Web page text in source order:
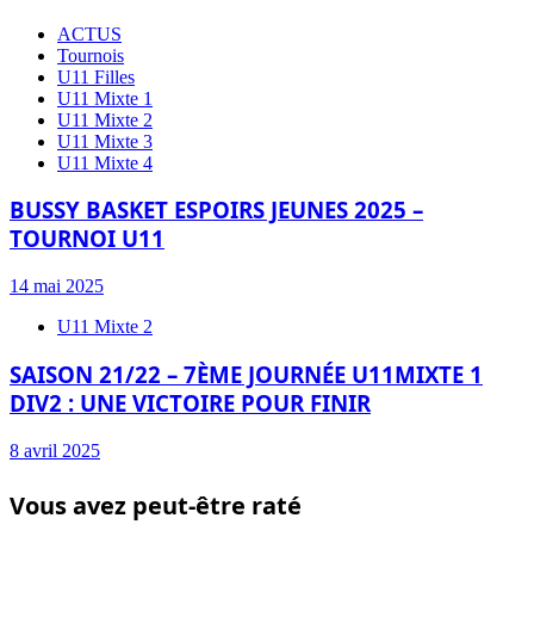
ACTUS
Tournois
U11 Filles
U11 Mixte 1
U11 Mixte 2
U11 Mixte 3
U11 Mixte 4
BUSSY BASKET ESPOIRS JEUNES 2025 –
TOURNOI U11
14 mai 2025
U11 Mixte 2
SAISON 21/22 – 7ÈME JOURNÉE U11MIXTE 1
DIV2 : UNE VICTOIRE POUR FINIR
8 avril 2025
Vous avez peut-être raté